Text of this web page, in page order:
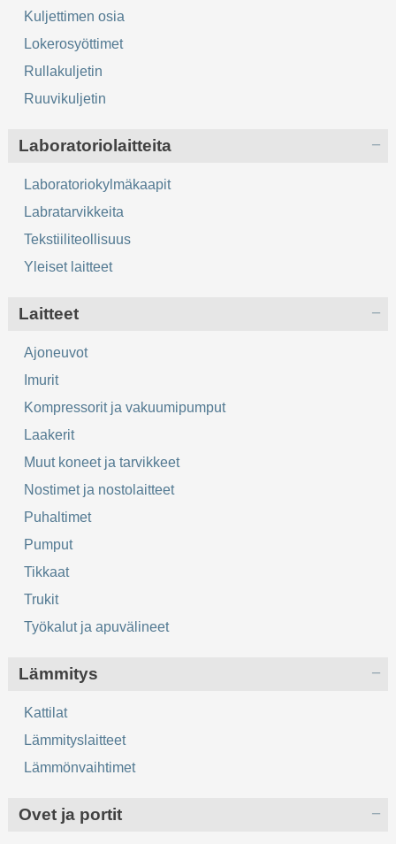
Kuljettimen osia
Lokerosyöttimet
Rullakuljetin
Ruuvikuljetin
Laboratoriolaitteita
Laboratoriokylmäkaapit
Labratarvikkeita
Tekstiiliteollisuus
Yleiset laitteet
Laitteet
Ajoneuvot
Imurit
Kompressorit ja vakuumipumput
Laakerit
Muut koneet ja tarvikkeet
Nostimet ja nostolaitteet
Puhaltimet
Pumput
Tikkaat
Trukit
Työkalut ja apuvälineet
Lämmitys
Kattilat
Lämmityslaitteet
Lämmönvaihtimet
Ovet ja portit